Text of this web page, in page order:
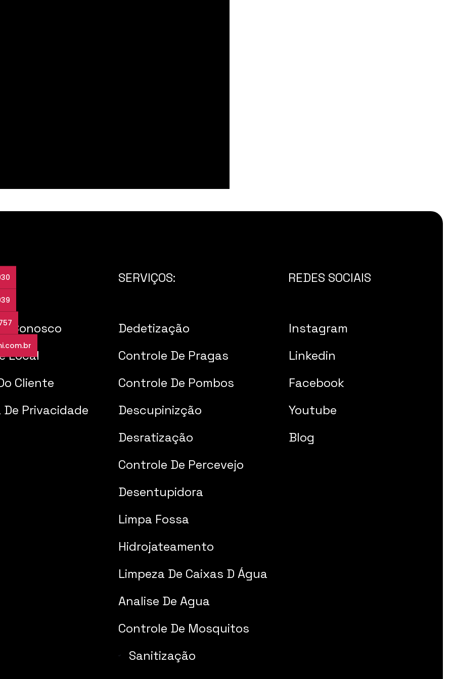
Conosco
Local
Cliente
Privacidade
SERVIÇOS:
Dedetização
Controle De Pragas
Controle De Pombos
Descupinizção
Desratização
Controle De Percevejo
Desentupidora
Limpa Fossa
Hidrojateamento
Limpeza De Caixas D Água
Analise De Agua
Controle De Mosquitos
Sanitização
REDES SOCIAIS
Instagram
Linkedin
Facebook
Youtube
Blog